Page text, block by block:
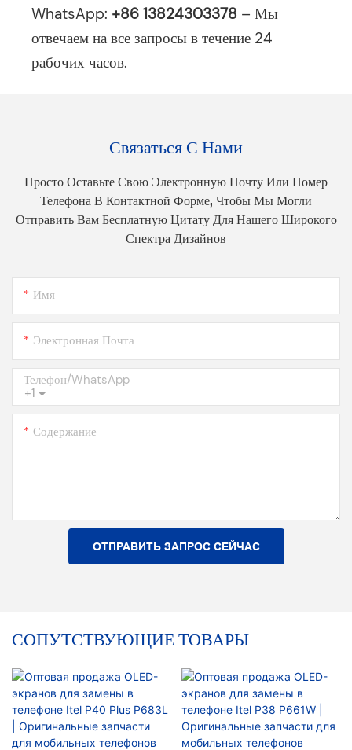
WhatsApp: ‌ +86 13824303378 – Мы
отвечаем на все запросы в течение 24
рабочих часов.
Связаться С Нами
Просто Оставьте Свою Электронную Почту Или Номер
Телефона В Контактной Форме, Чтобы Мы Могли
Отправить Вам Бесплатную Цитату Для Нашего Широкого
Спектра Дизайнов
Имя
Электронная Почта
+1
Телефон/WhatsApp
Содержание
ОТПРАВИТЬ ЗАПРОС СЕЙЧАС
СОПУТСТВУЮЩИЕ ТОВАРЫ